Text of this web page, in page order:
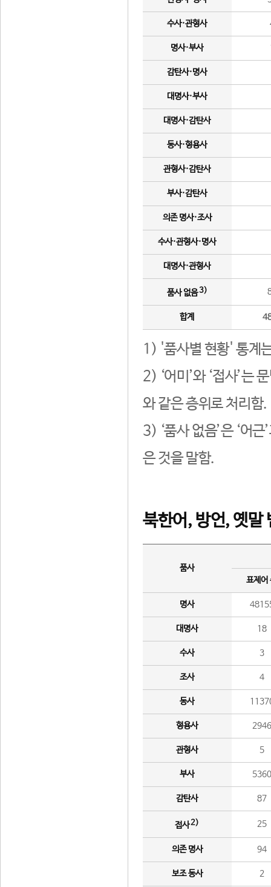
수사·관형사
명사·부사
감탄사·명사
대명사·부사
대명사·감탄사
동사·형용사
관형사·감탄사
부사·감탄사
의존 명사·조사
수사·관형사·명사
대명사·관형사
품사 없음3)
합계
1) '품사별 현황' 통계
2) ‘어미’와 ‘접사’는
와 같은 층위로 처리함.
3) ‘품사 없음’은 ‘어
은 것을 말함.
북한어, 방언, 옛말
품사
표제어
명사
대명사 18
수사 3
조사 4
동사
형용사 2946
관형사 5
부사 5360
감탄사 87
접사2) 25
의존 명사 94
보조 동사 2